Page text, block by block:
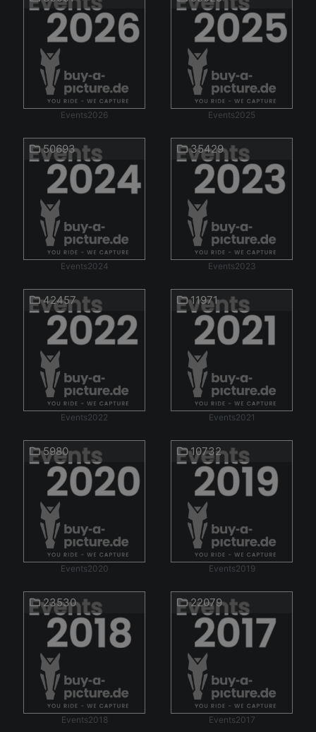
Events2026 Events2025
50693
Events2024
35429
Events2023
42457
Events2022
11971
Events2021
5980
Events2020
10732
Events2019
23530
Events2018
22079
Events2017